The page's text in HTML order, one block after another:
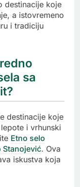
destinacije koje
a istovremeno
i tradiciju
sa
destinacije koje
i vrhunski
Etno selo
Stanojević. Ova
iskustva koja